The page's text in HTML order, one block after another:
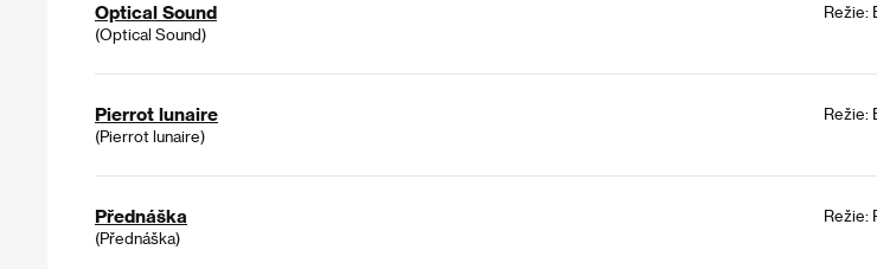
Optical Sound
(Optical Sound)
Režie:
Pierrot lunaire
(Pierrot lunaire)
Režie:
Přednáška
(Přednáška)
Režie: